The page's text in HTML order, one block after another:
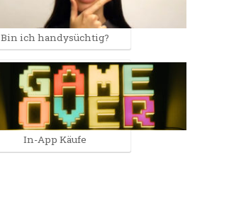
Bin ich handysüchtig?
In-App Käufe